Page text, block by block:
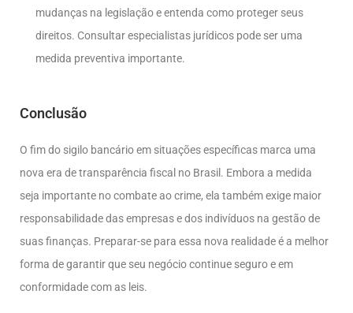
mudanças na legislação e entenda como proteger seus
direitos. Consultar especialistas jurídicos pode ser uma
medida preventiva importante.
Conclusão
O fim do sigilo bancário em situações específicas marca uma
nova era de transparência fiscal no Brasil. Embora a medida
seja importante no combate ao crime, ela também exige maior
responsabilidade das empresas e dos indivíduos na gestão de
suas finanças. Preparar-se para essa nova realidade é a melhor
forma de garantir que seu negócio continue seguro e em
conformidade com as leis.